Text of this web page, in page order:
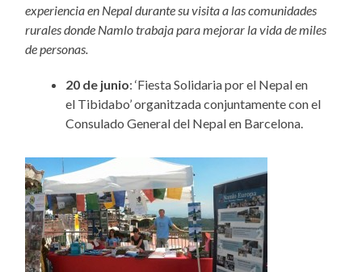
experiencia en Nepal durante su visita a las comunidades
rurales donde Namlo trabaja para mejorar la vida de miles
de personas.
20 de junio: ‘Fiesta Solidaria por el Nepal en
el Tibidabo’ organitzada conjuntamente con el
Consulado General del Nepal en Barcelona.